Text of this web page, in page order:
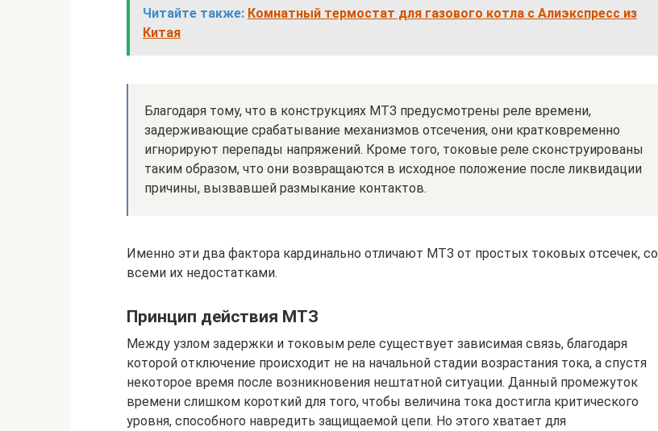
Читайте также: Комнатный термостат для газового котла с Алиэкспресс из
Китая
Благодаря тому, что в конструкциях МТЗ предусмотрены реле времени,
задерживающие срабатывание механизмов отсечения, они кратковременно
игнорируют перепады напряжений. Кроме того, токовые реле сконструированы
таким образом, что они возвращаются в исходное положение после ликвидации
причины, вызвавшей размыкание контактов.
Именно эти два фактора кардинально отличают МТЗ от простых токовых отсечек, со
всеми их недостатками.
Принцип действия МТЗ
Между узлом задержки и токовым реле существует зависимая связь, благодаря
которой отключение происходит не на начальной стадии возрастания тока, а спустя
некоторое время после возникновения нештатной ситуации. Данный промежуток
времени слишком короткий для того, чтобы величина тока достигла критического
уровня, способного навредить защищаемой цепи. Но этого хватает для